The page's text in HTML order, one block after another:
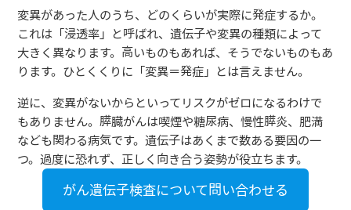
変異があった人のうち、どのくらいが実際に発症するか。
これは「浸透率」と呼ばれ、遺伝子や変異の種類によって
大きく異なります。高いものもあれば、そうでないものもあ
ります。ひとくくりに「変異＝発症」とは言えません。
逆に、変異がないからといってリスクがゼロになるわけで
もありません。膵臓がんは喫煙や糖尿病、慢性膵炎、肥満
なども関わる病気です。遺伝子はあくまで数ある要因の一
つ。過度に恐れず、正しく向き合う姿勢が役立ちます。
がん遺伝子検査について問い合わせる